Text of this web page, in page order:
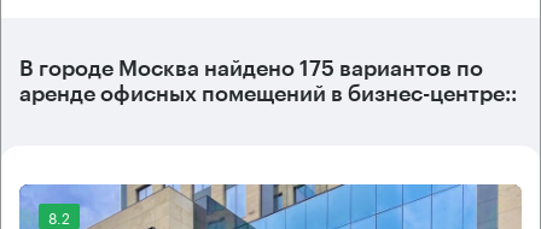
В городе Москва найдено 175 вариантов по
аренде офисных помещений в бизнес-центре::
8.2